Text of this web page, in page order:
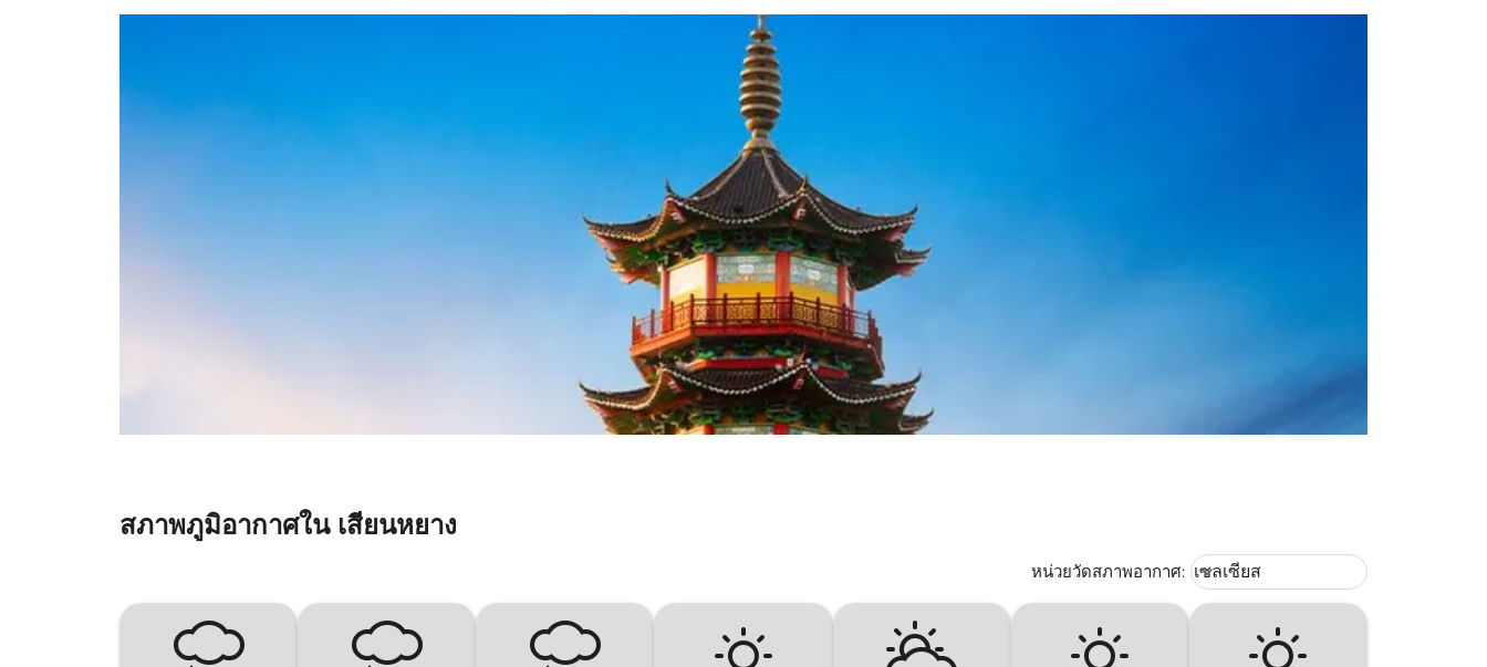
สภาพภูมิอากาศใน เสียนหยาง
หน่วยวัดสภาพอากาศ: Weather unit option เซลเซียส
เซลเซียส
keyboard_arrow_down